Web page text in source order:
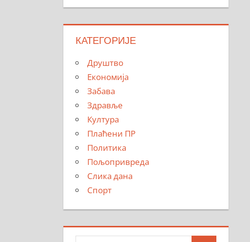
КАТЕГОРИЈЕ
Друштво
Економија
Забава
Здравље
Култура
Плаћени ПР
Политика
Пољопривреда
Слика дана
Спорт